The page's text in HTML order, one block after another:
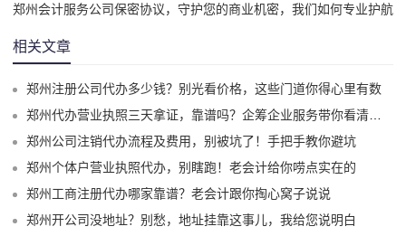
郑州会计服务公司保密协议，守护您的商业机密，我们如何专业护航
相关文章
郑州注册公司代办多少钱？别光看价格，这些门道你得心里有数
郑州代办营业执照三天拿证，靠谱吗？企筹企业服务带你看清门道
郑州公司注销代办流程及费用，别被坑了！手把手教你避坑
郑州个体户营业执照代办，别瞎跑！老会计给你唠点实在的
郑州工商注册代办哪家靠谱？老会计跟你掏心窝子说说
郑州开公司没地址？别愁，地址挂靠这事儿，我给您说明白